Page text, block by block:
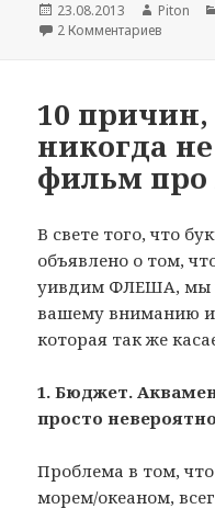
Опубликовано
23.08.2013 Автор
Piton
2 Комментариев
10
никогда
фильм про
В свете того, что
объявлено о том,
уивдим ФЛЕША, мы
вашему вниманию
которая так же
1. Бюджет.
просто
Проблема в том,
морем/океаном,